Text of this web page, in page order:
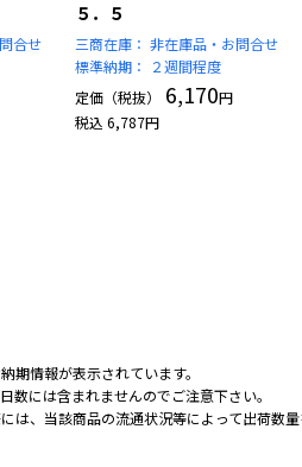
合せ
５．５
三商在庫： 非在庫品・お問合せ
標準納期：
２週間程度
定価（税抜）
6,170円
税込 6,787円
情報が表示されています。
には含まれませんのでご注意下さい。
、当該商品の流通状況等によって出荷数